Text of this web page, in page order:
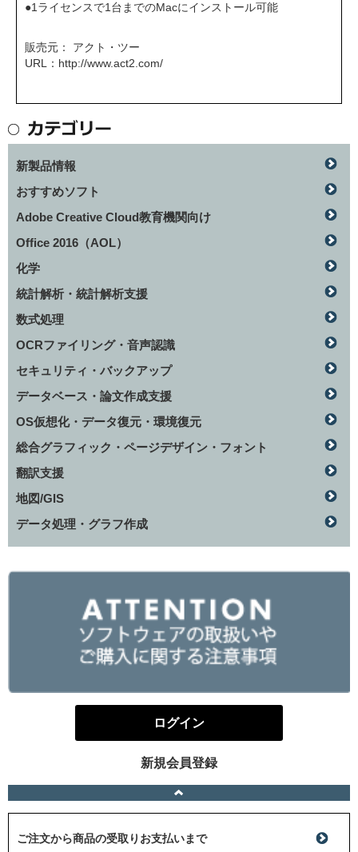
●1ライセンスで1台までのMacにインストール可能
販売元： アクト・ツー
URL： http://www.act2.com/
新製品情報
おすすめソフト
Adobe Creative Cloud教育機関向け
Office 2016（AOL）
化学
統計解析・統計解析支援
数式処理
OCRファイリング・音声認識
セキュリティ・バックアップ
データベース・論文作成支援
OS仮想化・データ復元・環境復元
総合グラフィック・ページデザイン・フォント
翻訳支援
地図/GIS
データ処理・グラフ作成
ログイン
新規会員登録
ご注文から商品の受取りお支払いまで